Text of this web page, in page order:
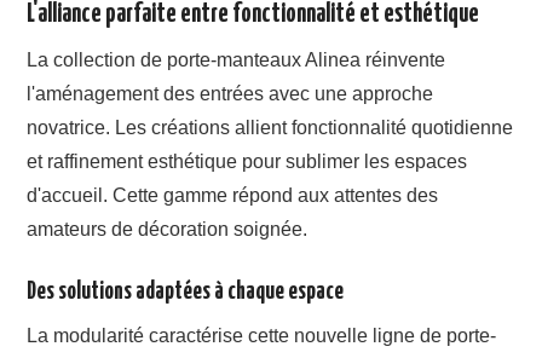
L'alliance parfaite entre fonctionnalité et esthétique
La collection de porte-manteaux Alinea réinvente
l'aménagement des entrées avec une approche
novatrice. Les créations allient fonctionnalité quotidienne
et raffinement esthétique pour sublimer les espaces
d'accueil. Cette gamme répond aux attentes des
amateurs de décoration soignée.
Des solutions adaptées à chaque espace
La modularité caractérise cette nouvelle ligne de porte-